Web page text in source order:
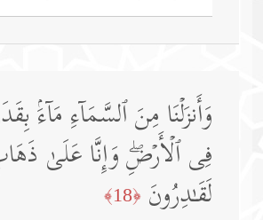
وَأَنزَلۡنَا مِنَ ٱلسَّمَاۤءِ مَاۤءَۢ
فِی ٱلۡأَرۡضِۖ وَإِنَّا عَلَىٰ
لَقَـٰدِرُونَ ﴿18﴾